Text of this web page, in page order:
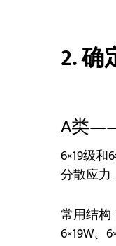
2. 确
A类
6×19级
分散应力
常用结构
6×19W、